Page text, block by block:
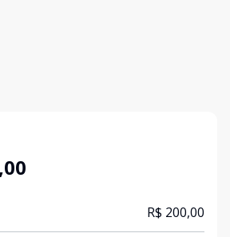
R$ 200,00